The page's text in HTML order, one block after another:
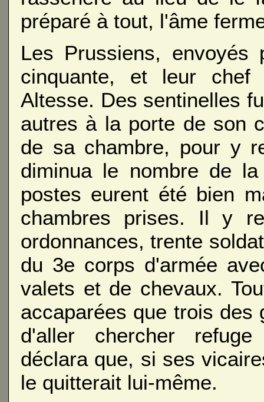
préparé à tout, l'âme
Les Prussiens,
cinquante, et leur
Altesse. Des sentinelles
autres à la porte de son
de sa chambre, pour y
diminua le nombre de
postes eurent été bien
chambres prises. Il y
ordonnances, trente
du 3e corps d'armée
valets et de chevaux.
accaparées que trois des
d'aller chercher
déclara que, si ses
le quitterait lui-même.